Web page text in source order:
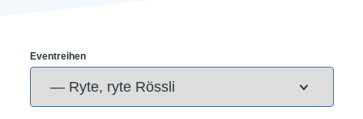
Eventreihen